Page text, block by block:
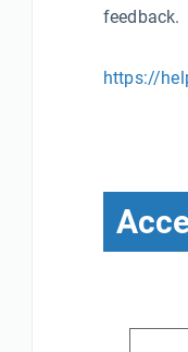
feedback.
https://